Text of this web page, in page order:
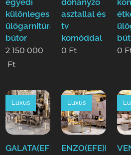
különleges
ülőgarnitúra
bútor
2 150 000
Ft
asztallal és
tv
komóddal
0 Ft 0
GALATA(EFE)Luxus
Luxus
ENZO(EFE)Luxus
Luxus